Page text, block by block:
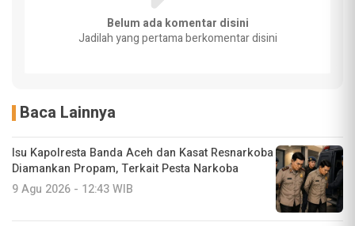
Belum ada komentar disini
Jadilah yang pertama berkomentar disini
Baca Lainnya
Isu Kapolresta Banda Aceh dan Kasat Resnarkoba
Diamankan Propam, Terkait Pesta Narkoba
9 Agu 2026 - 12:43 WIB